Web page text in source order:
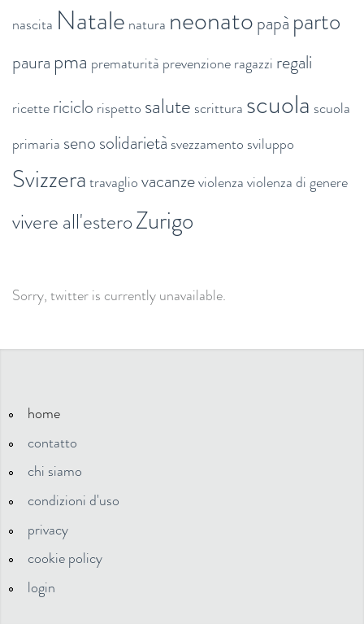
nascita Natale natura neonatopapà parto
paura pma prematurità prevenzioneragazzi regali
ricettericiclo rispetto salute scrittura scuola scuola
primaria senosolidarietà svezzamento sviluppo
Svizzeratravagliovacanzeviolenzaviolenza di genere
vivere all'esteroZurigo
Sorry, twitter is currently unavailable.
home
contatto
chi siamo
condizioni d'uso
privacy
cookie policy
login